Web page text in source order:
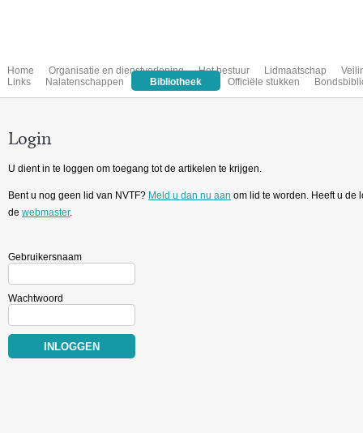
Home Organisatie en dienstverlening Het bestuur Lidmaatschap
Links
Nalatenschappen Bibliotheek Officiële stukken
Login
U dient in te loggen om toegang tot de artikelen te krijgen.
Bent u nog geen lid van NVTF? Meld u dan nu aan om lid te worden. Heeft u de
de webmaster.
Gebruikersnaam
Wachtwoord